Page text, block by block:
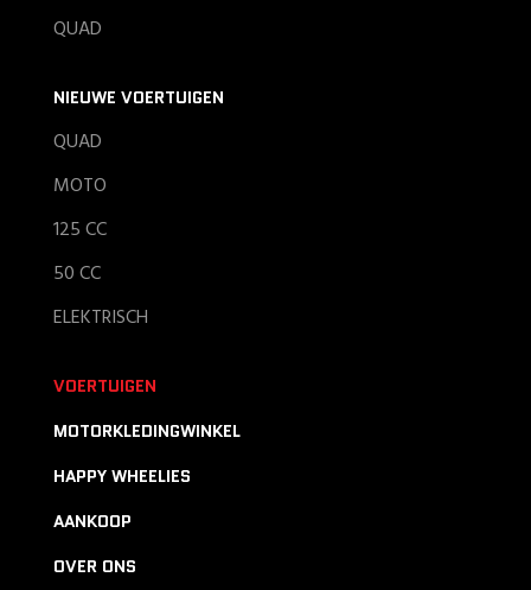
QUAD
NIEUWE VOERTUIGEN
QUAD
MOTO
125 CC
50 CC
ELEKTRISCH
VOERTUIGEN
MOTORKLEDINGWINKEL
HAPPY WHEELIES
AANKOOP
OVER ONS